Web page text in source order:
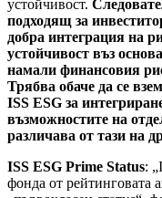
устойчивост.
подходящ за
добра интеграция на
устойчивост въз
намали финансовия
Трябва обаче да се
ISS ESG за
възможностите на
различава от тази на
ISS ESG Prime Status:
фонда от рейтинговата